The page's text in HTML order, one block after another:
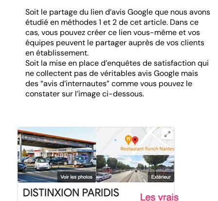
Soit le partage du lien d’avis Google que nous avons
étudié en méthodes 1 et 2 de cet article. Dans ce
cas, vous pouvez créer ce lien vous-même et vos
équipes peuvent le partager auprès de vos clients
en établissement.
Soit la mise en place d’enquêtes de satisfaction qui
ne collectent pas de véritables avis Google mais
des “avis d’internautes” comme vous pouvez le
constater sur l’image ci-dessous.